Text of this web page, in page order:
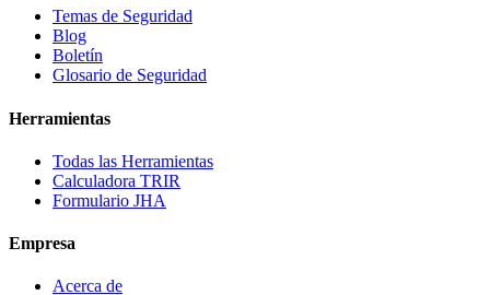
Temas de Seguridad
Blog
Boletín
Glosario de Seguridad
Herramientas
Todas las Herramientas
Calculadora TRIR
Formulario JHA
Empresa
Acerca de